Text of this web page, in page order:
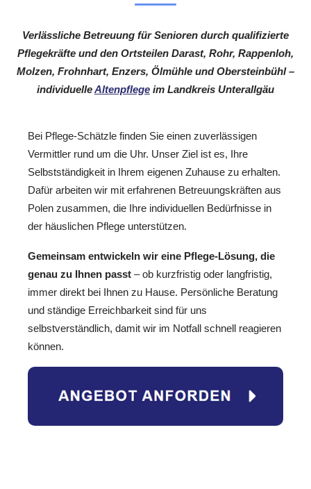
Verlässliche Betreuung für Senioren durch qualifizierte
Pflegekräfte und den Ortsteilen Darast, Rohr, Rappenloh,
Molzen, Frohnhart, Enzers, Ölmühle und Obersteinbühl –
individuelleAltenpflege im Landkreis Unterallgäu
Bei Pflege-Schätzle finden Sie einen zuverlässigen
Vermittler rund um die Uhr. Unser Ziel ist es, Ihre
Selbstständigkeit in Ihrem eigenen Zuhause zu erhalten.
Dafür arbeiten wir mit erfahrenen Betreuungskräften aus
Polen zusammen, die Ihre individuellen Bedürfnisse in
der häuslichen Pflege unterstützen.
Gemeinsam entwickeln wir eine Pflege-Lösung, die
genau zu Ihnen passt – ob kurzfristig oder langfristig,
immer direkt bei Ihnen zu Hause. Persönliche Beratung
und ständige Erreichbarkeit sind für uns
selbstverständlich, damit wir im Notfall schnell reagieren
können.